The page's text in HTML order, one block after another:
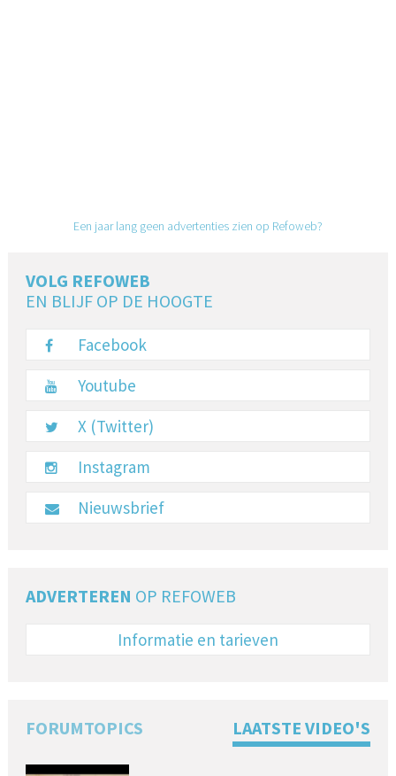
Een jaar lang geen advertenties zien op Refoweb?
VOLG REFOWEB
EN BLIJF OP DE HOOGTE
Facebook
Youtube
X (Twitter)
Instagram
Nieuwsbrief
ADVERTEREN OP REFOWEB
Informatie en tarieven
FORUMTOPICS LAATSTE VIDEO'S